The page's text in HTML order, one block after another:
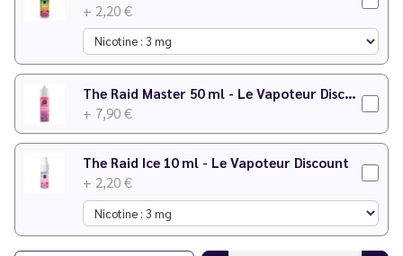
+ 2,20 €
The Raid Master 50 ml - Le Vapoteur Discount
+ 7,90 €
The Raid Ice 10 ml - Le Vapoteur Discount
+ 2,20 €